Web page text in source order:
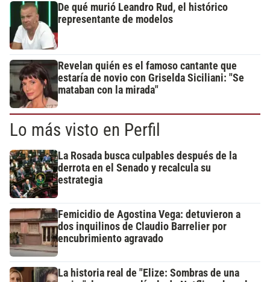
De qué murió Leandro Rud, el histórico
representante de modelos
Revelan quién es el famoso cantante que
estaría de novio con Griselda Siciliani: "Se
mataban con la mirada"
Lo más visto en Perfil
La Rosada busca culpables después de la
derrota en el Senado y recalcula su
estrategia
Femicidio de Agostina Vega: detuvieron a
dos inquilinos de Claudio Barrelier por
encubrimiento agravado
La historia real de "Elize: Sombras de una